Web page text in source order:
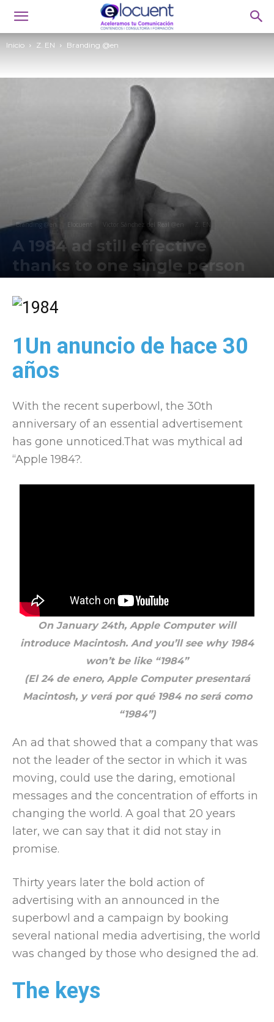
Inicio Z. EN Branding @en
Branding @en Elocuent Victor Sánchez del Real @en Z. EN
A 1984 ad still effective
thanks to one single person
1Un anuncio de hace 30
años
With the recent superbowl, the 30th
anniversary of an essential advertisement
has gone unnoticed.That was mythical ad
“Apple 1984?.
On January 24th, Apple Computer will
introduce Macintosh. And you’ll see why 1984
won’t be like “1984”
(El 24 de enero, Apple Computer presentará
Macintosh, y verá por qué 1984 no será como
“1984”)
An ad that showed that a company that was
not the leader of the sector in which it was
moving, could use the daring, emotional
messages and the concentration of efforts in
changing the world. A goal that 20 years
later, we can say that it did not stay in
promise.
Thirty years later the bold action of
advertising with an announced in the
superbowl and a campaign by booking
several national media advertising, the world
was changed by those who designed the ad.
The keys